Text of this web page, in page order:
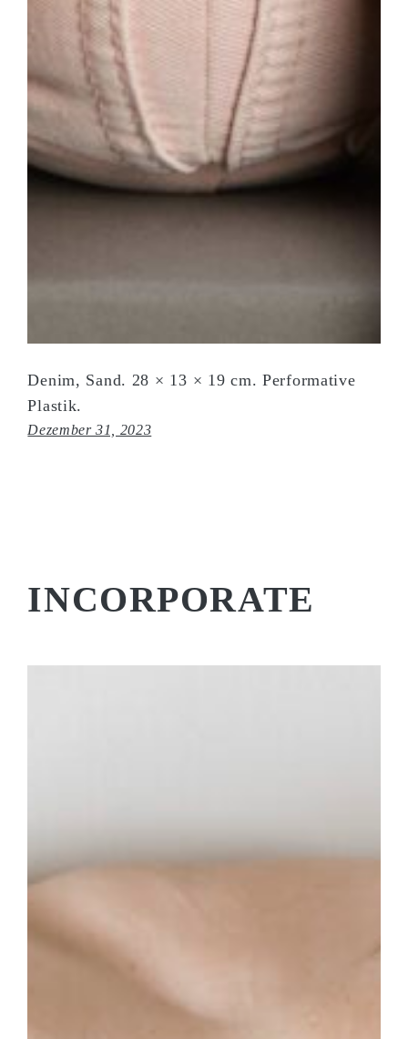
Denim, Sand. 28 × 13 × 19 cm. Performative
Plastik.
Dezember 31, 2023
INCORPORATE